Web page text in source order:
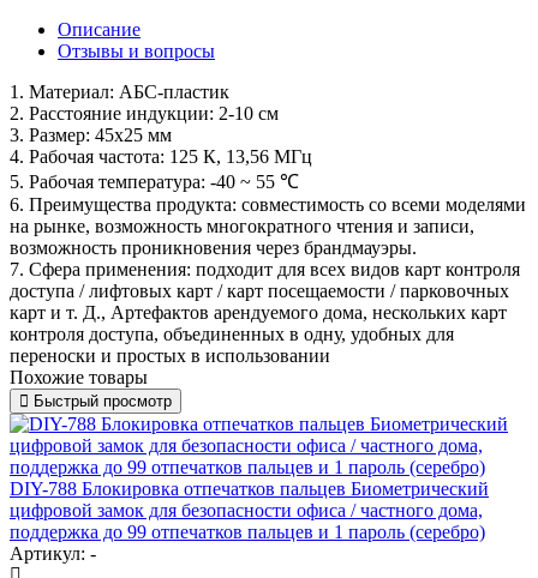
Описание
Отзывы и вопросы
1. Материал: АБС-пластик
2. Расстояние индукции: 2-10 см
3. Размер: 45x25 мм
4. Рабочая частота: 125 К, 13,56 МГц
5. Рабочая температура: -40 ~ 55 ℃
6. Преимущества продукта: совместимость со всеми моделями
на рынке, возможность многократного чтения и записи,
возможность проникновения через брандмауэры.
7. Сфера применения: подходит для всех видов карт контроля
доступа / лифтовых карт / карт посещаемости / парковочных
карт и т. Д., Артефактов арендуемого дома, нескольких карт
контроля доступа, объединенных в одну, удобных для
переноски и простых в использовании
Похожие товары
Быстрый просмотр
DIY-788 Блокировка отпечатков пальцев Биометрический
цифровой замок для безопасности офиса / частного дома,
поддержка до 99 отпечатков пальцев и 1 пароль (серебро)
Артикул: -